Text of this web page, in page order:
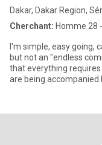
Dakar, Dakar Region,
Cherchant: Homme 28
I'm simple, easy going,
but not an "endless
that everything requires time and patient, but I prefer words that
are being accompanied